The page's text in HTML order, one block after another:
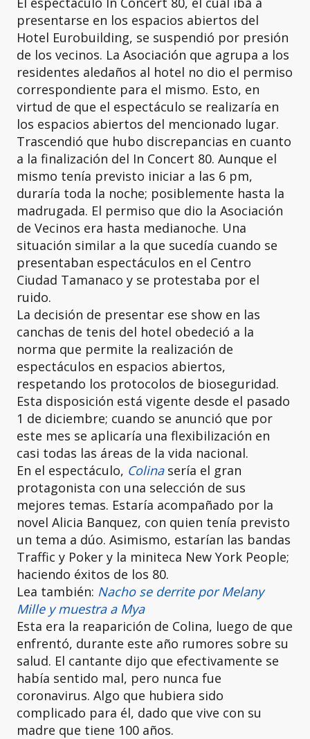
presentarse en los espacios abiertos del
Hotel Eurobuilding, se suspendió por presión
de los vecinos. La Asociación que agrupa a los
residentes aledaños al hotel no dio el permiso
correspondiente para el mismo. Esto, en
virtud de que el espectáculo se realizaría en
los espacios abiertos del mencionado lugar.
Trascendió que hubo discrepancias en cuanto
a la finalización del In Concert 80. Aunque el
mismo tenía previsto iniciar a las 6 pm,
duraría toda la noche; posiblemente hasta la
madrugada. El permiso que dio la Asociación
de Vecinos era hasta medianoche. Una
situación similar a la que sucedía cuando se
presentaban espectáculos en el Centro
Ciudad Tamanaco y se protestaba por el
ruido.
La decisión de presentar ese show en las
canchas de tenis del hotel obedeció a la
norma que permite la realización de
espectáculos en espacios abiertos,
respetando los protocolos de bioseguridad.
Esta disposición está vigente desde el pasado
1 de diciembre; cuando se anunció que por
este mes se aplicaría una flexibilización en
casi todas las áreas de la vida nacional.
En el espectáculo, Colina sería el gran
protagonista con una selección de sus
mejores temas. Estaría acompañado por la
novel Alicia Banquez, con quien tenía previsto
un tema a dúo. Asimismo, estarían las bandas
Traffic y Poker y la miniteca New York People;
haciendo éxitos de los 80.
Lea también: Nacho se derrite por Melany
Mille y muestra a Mya
Esta era la reaparición de Colina, luego de que
enfrentó, durante este año rumores sobre su
salud. El cantante dijo que efectivamente se
había sentido mal, pero nunca fue
coronavirus. Algo que hubiera sido
complicado para él, dado que vive con su
madre que tiene 100 años.